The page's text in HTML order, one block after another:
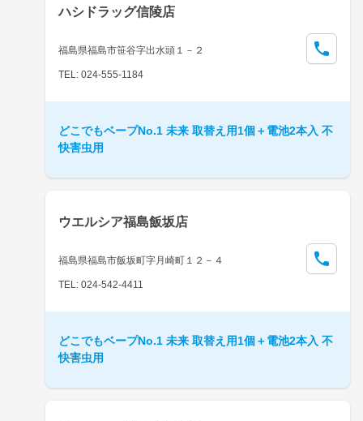
ハシドラッグ信陵店
福島県福島市笹谷字出水頭１－２
TEL: 024-555-1184
どこでもベープNo.1 未来 取替え用1個＋電池2本入 不
快害虫用
ウエルシア福島飯坂店
福島県福島市飯坂町字月崎町１２－４
TEL: 024-542-4411
どこでもベープNo.1 未来 取替え用1個＋電池2本入 不
快害虫用